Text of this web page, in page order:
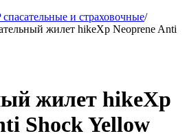
и страховочные/
жилет hikeXp Neoprene Anti
жилет hikeXp
Shock Yellow